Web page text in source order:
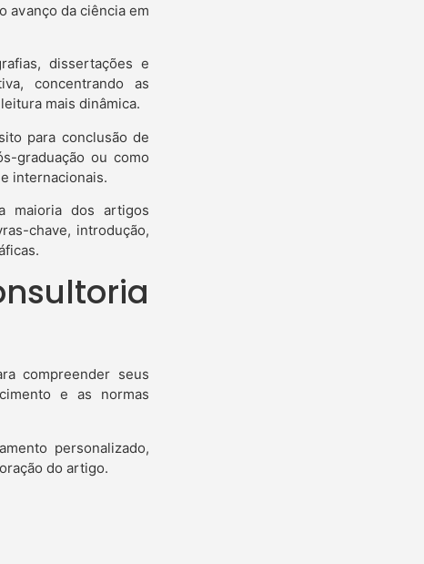
avanço da ciência em
dissertações e
concentrando as
mais dinâmica.
para conclusão de
graduação ou como
internacionais.
maioria dos artigos
chave, introdução,
compreender seus
e as normas
personalizado,
do artigo.